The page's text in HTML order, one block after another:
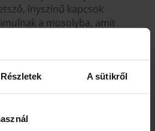
Részletek A sütikről
ínyszínű kapcsok
a mosolyba, amit
nálunk. Ez egy
anyag, ami a
marad – nem
hanem tényleg
róla, vagy nem biztos